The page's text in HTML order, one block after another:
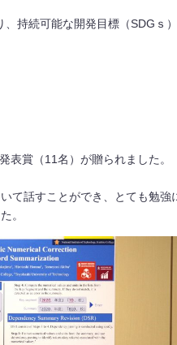
持続可能な開発目標（SDGｓ
表賞（11名）が贈られました。
話すことができ、とても勉強
。